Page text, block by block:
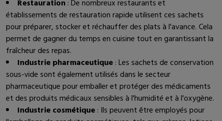
Restauration: De nombreux restaurants et
établissements de restauration rapide utilisent ces sachets
pour préparer, stocker et réchauffer des plats à l'avance. Cela
permet de gagner du temps en cuisine tout en garantissant la
fraîcheur des repas.
Industrie pharmaceutique: Les sachets de conservation
sous-vide sont également utilisés dans le secteur
pharmaceutique pour emballer et protéger des médicaments
et des produits médicaux sensibles à l'humidité et à l'oxygène.
Industrie cosmétique: Ils peuvent être employés pour